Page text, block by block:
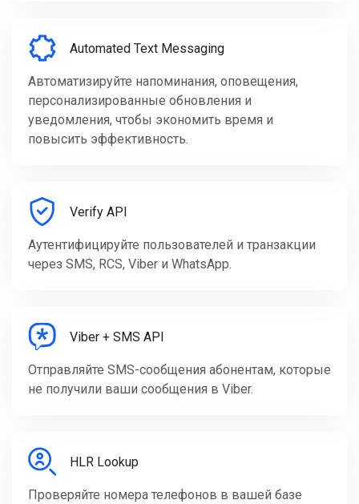
Automated Text Messaging
Автоматизируйте напоминания, оповещения,
персонализированные обновления и
уведомления, чтобы экономить время и
повысить эффективность.
Verify API
Аутентифицируйте пользователей и транзакции
через SMS, RCS, Viber и WhatsApp.
Viber + SMS API
Отправляйте SMS-сообщения абонентам, которые
не получили ваши сообщения в Viber.
HLR Lookup
Проверяйте номера телефонов в вашей базе